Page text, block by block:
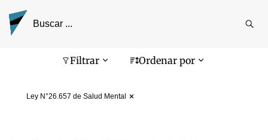
Filtrar Ordenar por
Ley N°26.657 de Salud Mental
Pantalla de búsqueda